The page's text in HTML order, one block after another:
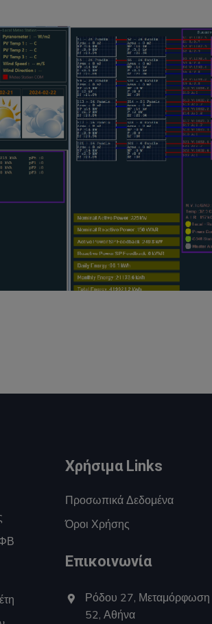
Χρήσιμα Links
Προσωπικά Δεδομένα
Όροι Χρήσης
Επικοινωνία
Ρόδου 27,
52, Αθήνα